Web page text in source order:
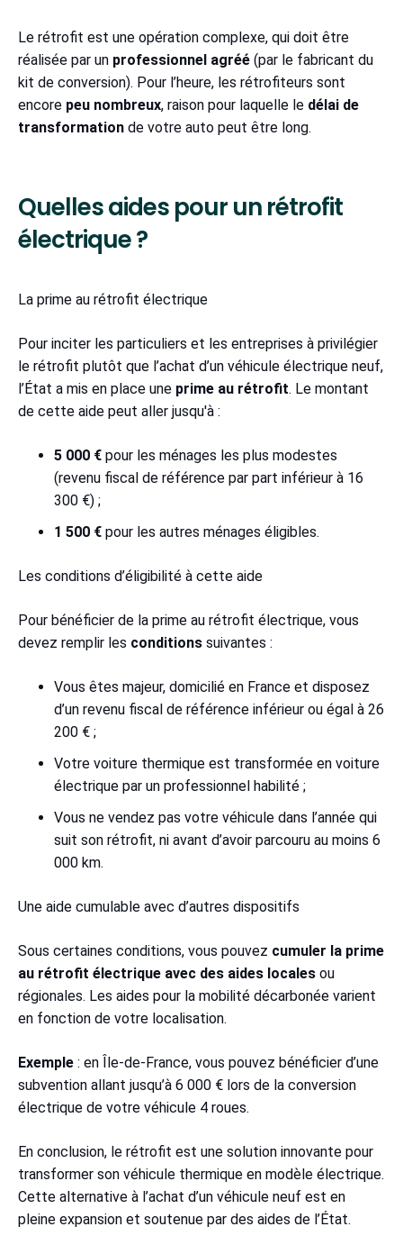
Le rétrofit est une opération complexe, qui doit être
réalisée par un professionnel agréé (par le fabricant du
kit de conversion). Pour l’heure, les rétrofiteurs sont
encore peu nombreux, raison pour laquelle le délai de
transformation de votre auto peut être long.
Quelles aides pour un rétrofit
électrique ?
La prime au rétrofit électrique
Pour inciter les particuliers et les entreprises à privilégier
le rétrofit plutôt que l’achat d’un véhicule électrique neuf,
l’État a mis en place une prime au rétrofit. Le montant
de cette aide peut aller jusqu'à :
5 000 € pour les ménages les plus modestes
(revenu fiscal de référence par part inférieur à 16
300 €) ;
1 500 € pour les autres ménages éligibles.
Les conditions d’éligibilité à cette aide
Pour bénéficier de la prime au rétrofit électrique, vous
devez remplir les conditions suivantes :
Vous êtes majeur, domicilié en France et disposez
d’un revenu fiscal de référence inférieur ou égal à 26
200 € ;
Votre voiture thermique est transformée en voiture
électrique par un professionnel habilité ;
Vous ne vendez pas votre véhicule dans l’année qui
suit son rétrofit, ni avant d’avoir parcouru au moins 6
000 km.
Une aide cumulable avec d’autres dispositifs
Sous certaines conditions, vous pouvez cumuler la prime
au rétrofit électrique avec des aides locales ou
régionales. Les aides pour la mobilité décarbonée varient
en fonction de votre localisation.
Exemple : en Île-de-France, vous pouvez bénéficier d’une
subvention allant jusqu’à 6 000 € lors de la conversion
électrique de votre véhicule 4 roues.
En conclusion, le rétrofit est une solution innovante pour
transformer son véhicule thermique en modèle électrique.
Cette alternative à l’achat d’un véhicule neuf est en
pleine expansion et soutenue par des aides de l’État.